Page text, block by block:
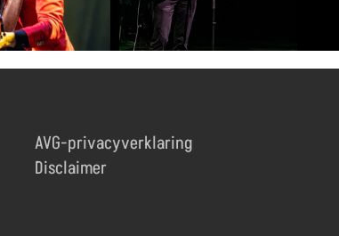
AVG-privacyverklaring
Disclaimer